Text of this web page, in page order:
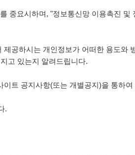
중요시하며, "정보통신망 이용촉진 및
공하시는 개인정보가 어떠한 용도와
고 있는지 알려드립니다.
트 공지사항(또는 개별공지)을 통하
.